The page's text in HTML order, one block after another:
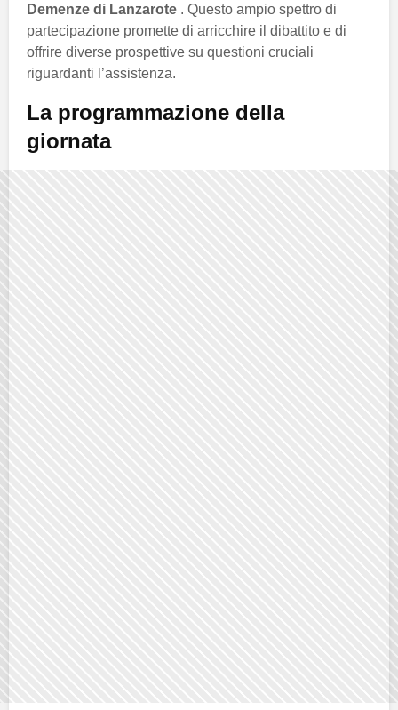
Demenze di Lanzarote . Questo ampio spettro di
partecipazione promette di arricchire il dibattito e di
offrire diverse prospettive su questioni cruciali
riguardanti l’assistenza.
La programmazione della
giornata